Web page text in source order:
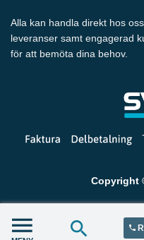
Alla kan handla direkt hos
leveranser samt engagerad
för att bemöta dina behov.
Copyright